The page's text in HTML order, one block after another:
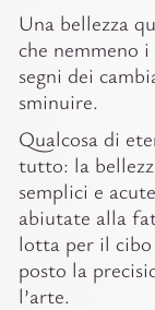
Una bellezza
che nemmeno
segni dei
sminuire.
Qualcosa di
tutto: la
semplici e
abiutate alla
lotta per il
posto la
l’arte.